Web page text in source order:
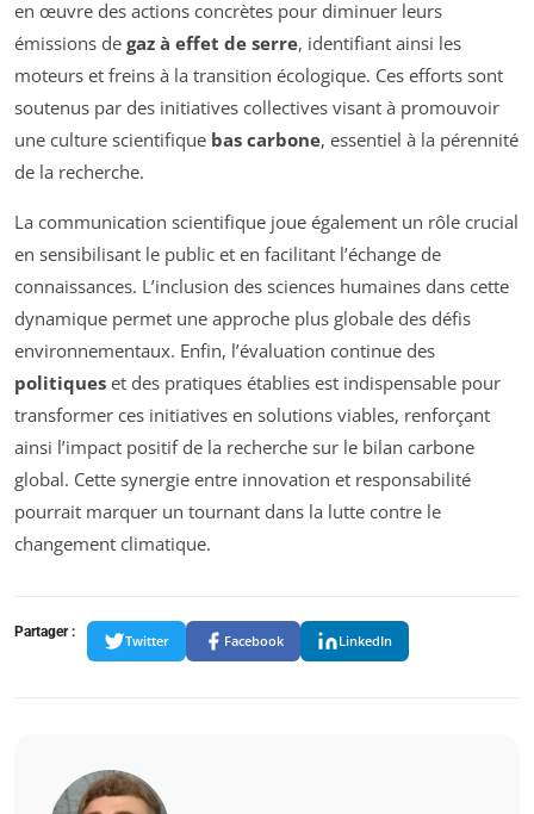
en œuvre des actions concrètes pour diminuer leurs
émissions de gaz à effet de serre, identifiant ainsi les
moteurs et freins à la transition écologique. Ces efforts sont
soutenus par des initiatives collectives visant à promouvoir
une culture scientifique bas carbone, essentiel à la pérennité
de la recherche.
La communication scientifique joue également un rôle crucial
en sensibilisant le public et en facilitant l’échange de
connaissances. L’inclusion des sciences humaines dans cette
dynamique permet une approche plus globale des défis
environnementaux. Enfin, l’évaluation continue des
politiques et des pratiques établies est indispensable pour
transformer ces initiatives en solutions viables, renforçant
ainsi l’impact positif de la recherche sur le bilan carbone
global. Cette synergie entre innovation et responsabilité
pourrait marquer un tournant dans la lutte contre le
changement climatique.
Partager :
Twitter Facebook LinkedIn